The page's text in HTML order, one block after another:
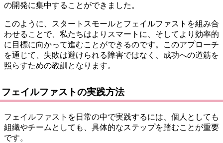
の開発に集中することができました。
このように、スタートスモールとフェイルファストを組み合
わせることで、私たちはよりスマートに、そしてより効率的
に目標に向かって進むことができるのです。このアプローチ
を通じて、失敗は避けられる障害ではなく、成功への道筋を
照らすための教訓となります。
フェイルファストの実践方法
フェイルファストを日常の中で実践するには、個人としても
組織やチームとしても、具体的なステップを踏むことが重要
です。